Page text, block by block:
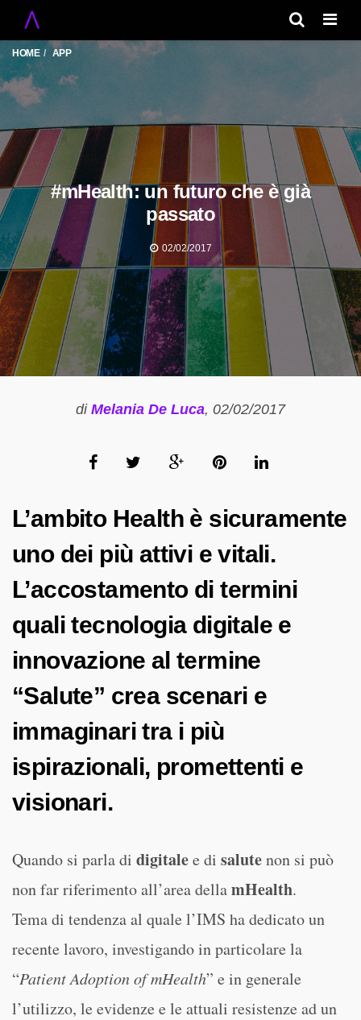
HOME APP
#mHealth: un futuro che è già
passato
02/02/2017
di Melania De Luca, 02/02/2017
L’ambito Health è sicuramente
uno dei più attivi e vitali.
L’accostamento di termini
quali tecnologia digitale e
innovazione al termine
“Salute” crea scenari e
immaginari tra i più
ispirazionali, promettenti e
visionari.
Quando si parla di digitalee di salutenon si può
non far riferimento all’area dellamHealth.
Tema di tendenza al quale l’IMS ha dedicato un
recente lavoro, investigando in particolare la
“Patient Adoption of mHealth” e in generale
l’utilizzo, le evidenze e le attuali resistenze ad un